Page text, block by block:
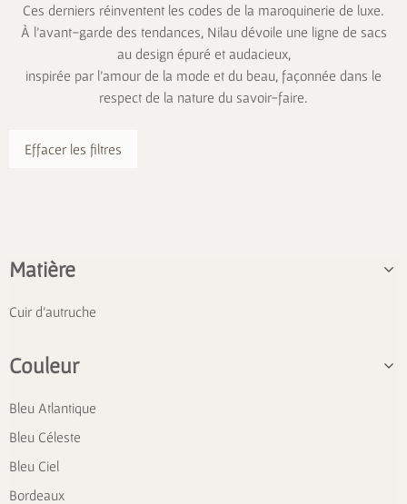
Ces derniers réinventent les codes de la maroquinerie de luxe.
À l’avant-garde des tendances, Nilau dévoile une ligne de sacs
au design épuré et audacieux,
inspirée par l’amour de la mode et du beau, façonnée dans le
respect de la nature du savoir-faire.
Effacer les filtres
Matière
Cuir d'autruche
Couleur
Bleu Atlantique
Bleu Céleste
Bleu Ciel
Bordeaux